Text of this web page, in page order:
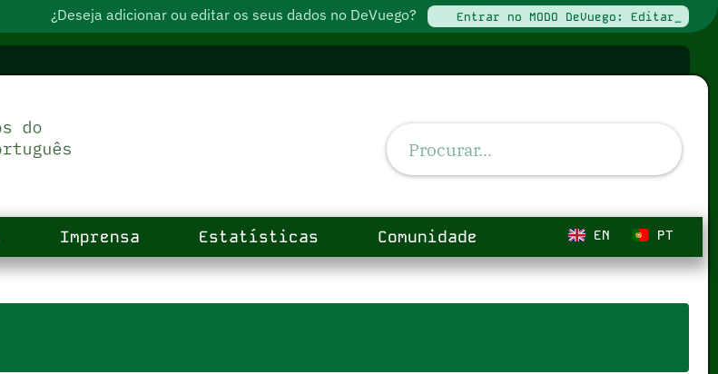
¿Deseja adicionar ou editar os seus dados no DeVuego? Entrar no MODO DeVuego: Editar_
Imprensa Estatísticas Comunidade PT
EN